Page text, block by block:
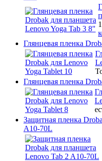
Глянцевая пленка
Глянцевая пленка
Защитная пленка
A10-70L